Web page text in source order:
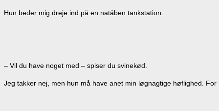
Hun beder mig dreje ind på en natåben tankstation.
– Vil du have noget med – spiser du svinekød.
Jeg takker nej, men hun må have anet min løgnagtige høflighed.